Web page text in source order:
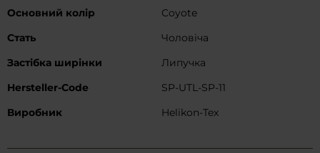
Основний колір
Coyote
Cтать
Чоловіча
Застібка ширінки
Липучка
Hersteller-Code
SP-UTL-SP-11
Виробник
Helikon-Tex